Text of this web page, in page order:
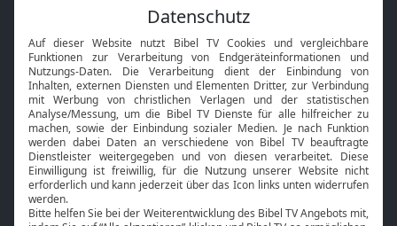
Neuigkeiten
Mobile App
Smart TV
HbbTV
Bibelthek Online-Bibel
Nächster Gottesdienst
Bibel TV Service